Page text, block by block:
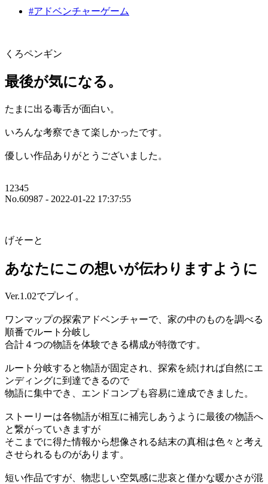
#アドベンチャーゲーム
くろペンギン
最後が気になる。
たまに出る毒舌が面白い。
いろんな考察できて楽しかったです。
優しい作品ありがとうございました。
12345
No.60987 - 2022-01-22 17:37:55
げそーと
あなたにこの想いが伝わりますように
Ver.1.02でプレイ。
ワンマップの探索アドベンチャーで、家の中のものを調べる
順番でルート分岐し
合計４つの物語を体験できる構成が特徴です。
ルート分岐すると物語が固定され、探索を続ければ自然にエ
ンディングに到達できるので
物語に集中でき、エンドコンプも容易に達成できました。
ストーリーは各物語が相互に補完しあうように最後の物語へ
と繋がっていきますが
そこまでに得た情報から想像される結末の真相は色々と考え
させられるものがあります。
短い作品ですが、物悲しい空気感に悲哀と僅かな暖かさが混